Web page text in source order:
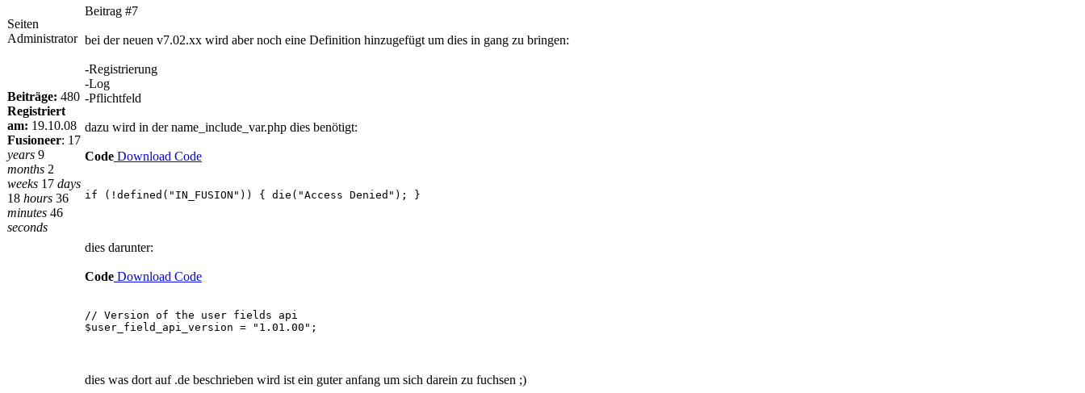
Seiten
Administrator
Beiträge: 480
Registriert
am: 19.10.08
Fusioneer: 17
years 9
months 2
weeks 17 days
18 hours 36
minutes 46
seconds
Beitrag #7
bei der neuen v7.02.xx wird aber noch eine Definition hinzugefügt um dies in gang zu bringen:
-Registrierung
-Log
-Pflichtfeld
dazu wird in der name_include_var.php dies benötigt:
Code Download Code
if (!defined("IN_FUSION")) { die("Access Denied"); }
dies darunter:
Code Download Code
// Version of the user fields api
$user_field_api_version = "1.01.00";
dies was dort auf .de beschrieben wird ist ein guter anfang um sich darein zu fuchsen ;)